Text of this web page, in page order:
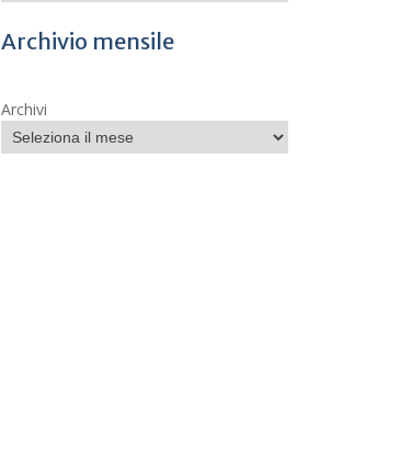
Archivio mensile
Archivi